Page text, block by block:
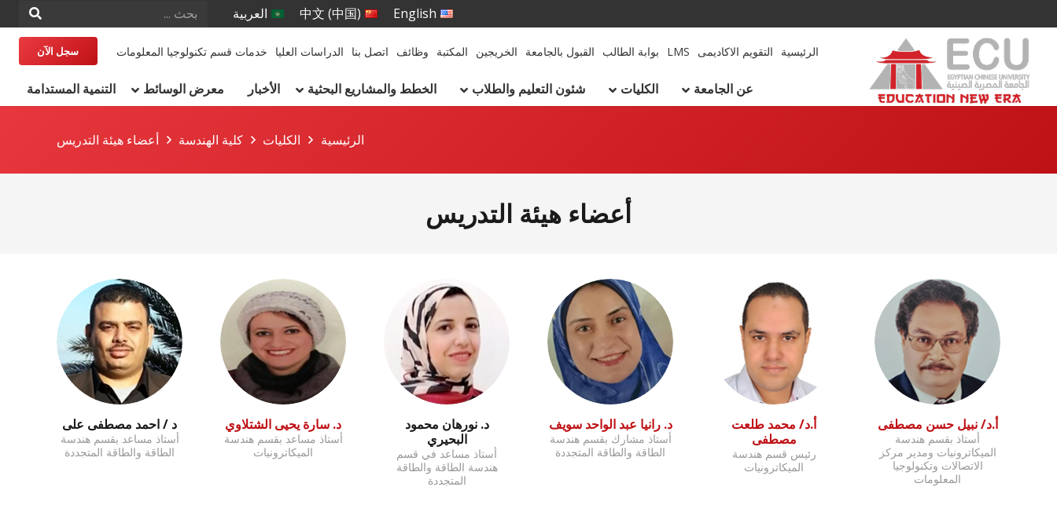
English
中文 (中国) العربية
الرئيسية التقويم الاكاديمى LMS بوابة الطالب القبول بالجامعة الخريجين المكتبة وظائف اتصل بنا الدراسات العليا خدمات قسم تكنولوجيا المعلومات سجل الآن
عن الجامعة الكليات شئون التعليم والطلاب الخطط والمشاريع البحثية الأخبار معرض الوسائط التنمية المستدامة
الرئيسية الكليات كلية الهندسة أعضاء هيئة التدريس
أعضاء هيئة التدريس
أ.د/ نبيل حسن مصطفى
أستاذ بقسم هندسة
الميكاترونيات ومدير مركز
الاتصالات وتكنولوجيا
المعلومات
أ.د/ محمد طلعت
مصطفى
رئيس قسم هندسة
الميكاترونيات
د. رانيا عبد الواحد سويف
أستاذ مشارك بقسم هندسة
الطاقة والطاقة المتجددة
د. نورهان محمود
البحيري
أستاذ مساعد في قسم
هندسة الطاقة والطاقة
المتجددة
د. سارة يحيى الشتلاوي
أستاذ مساعد بقسم هندسة
الميكاترونيات
د / احمد مصطفى على
أستاذ مساعد بقسم هندسة
الطاقة والطاقة المتجددة